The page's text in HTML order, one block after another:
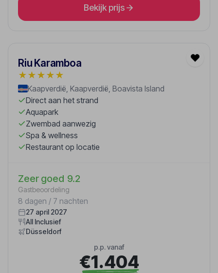
Bekijk prijs
Riu Karamboa
★★★★★
Kaapverdië, Kaapverdië, Boavista Island
Direct aan het strand
Aquapark
Zwembad aanwezig
Spa & wellness
Restaurant op locatie
Zeer goed 9.2
Gastbeoordeling
8 dagen / 7 nachten
27 april 2027
All Inclusief
Düsseldorf
p.p. vanaf
€1.404